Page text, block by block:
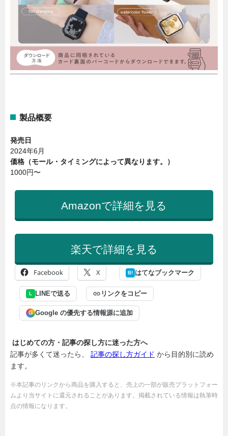
製品概要
発売日
2024年6月
価格（モール・タイミングによって異なります。）
1000円〜
Amazonで詳細を見る
楽天で詳細を見る
Facebook X B! はてなブックマーク
L LINEで送る リンクをコピー
G Google の優先する情報源に追加
はじめての方・記事の探し方に迷った方へ
記事が多くて迷ったら、 記事の探し方ガイド から目的別に読め
ます。
※本記事のリンクから商品を購入すると、売上の一部が販売プラットフォー
ムより当サイトに還元されることがあります。掲載されている情報は執筆時
点の情報になります。